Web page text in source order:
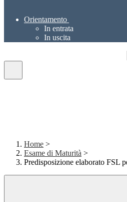
Orientamento
In entrata
In uscita
Home >
Esame di Maturità >
Predisposizione elaborato FSL